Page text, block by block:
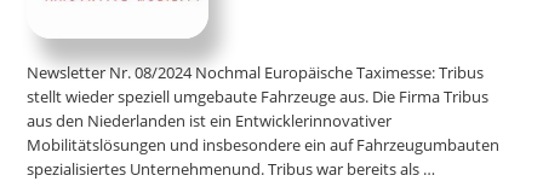
Newsletter Nr. 08/2024 Nochmal Europäische Taximesse: Tribus
stellt wieder speziell umgebaute Fahrzeuge aus. Die Firma Tribus
aus den Niederlanden ist ein Entwicklerinnovativer
Mobilitätslösungen und insbesondere ein auf Fahrzeugumbauten
spezialisiertes Unternehmenund. Tribus war bereits als …